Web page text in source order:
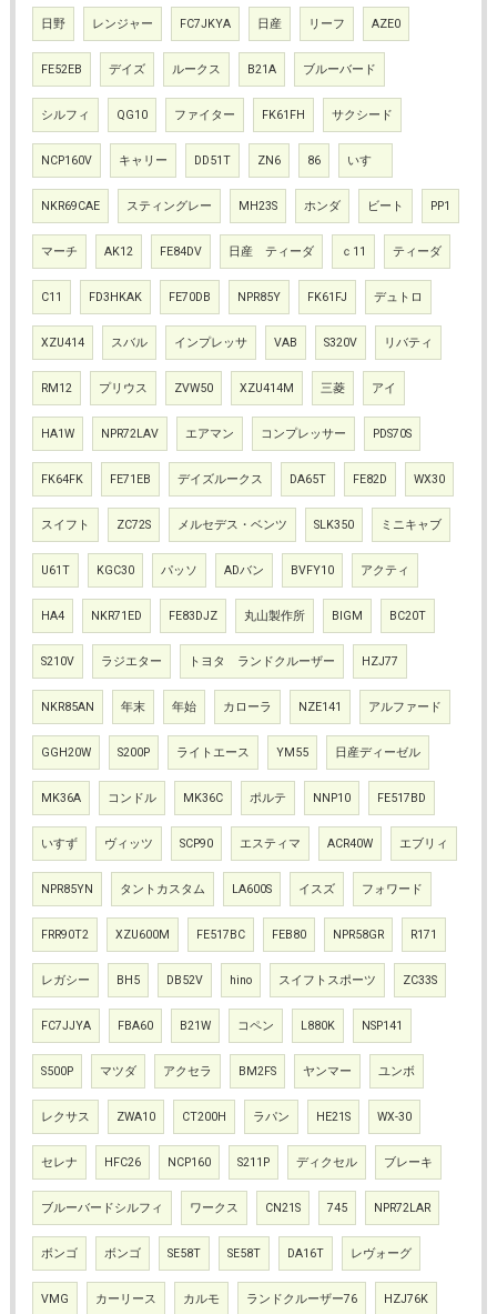
日野 レンジャー FC7JKYA 日産 リーフ AZE0
FE52EB デイズ ルークス B21A ブルーバード
シルフィ QG10 ファイター FK61FH サクシード
NCP160V キャリー DD51T ZN6 86 いすゞ
NKR69CAE スティングレー MH23S ホンダ ビート PP1
マーチ AK12 FE84DV 日産 ティーダ ｃ11 ティーダ
C11 FD3HKAK FE70DB NPR85Y FK61FJ デュトロ
XZU414 スバル インプレッサ VAB S320V リバティ
RM12 プリウス ZVW50 XZU414M 三菱 アイ
HA1W NPR72LAV エアマン コンプレッサー PDS70S
FK64FK FE71EB デイズルークス DA65T FE82D WX30
スイフト ZC72S メルセデス・ベンツ SLK350 ミニキャブ
U61T KGC30 パッソ ADバン BVFY10 アクティ
HA4 NKR71ED FE83DJZ 丸山製作所 BIGM BC20T
S210V ラジエター トヨタ ランドクルーザー HZJ77
NKR85AN 年末 年始 カローラ NZE141 アルファード
GGH20W S200P ライトエース YM55 日産ディーゼル
MK36A コンドル MK36C ポルテ NNP10 FE517BD
いすず ヴィッツ SCP90 エスティマ ACR40W エブリィ
NPR85YN タントカスタム LA600S イスズ フォワード
FRR90T2 XZU600M FE517BC FEB80 NPR58GR R171
レガシー BH5 DB52V hino スイフトスポーツ ZC33S
FC7JJYA FBA60 B21W コペン L880K NSP141
S500P マツダ アクセラ BM2FS ヤンマー ユンボ
レクサス ZWA10 CT200H ラパン HE21S WX-30
セレナ HFC26 NCP160 S211P ディクセル ブレーキ
ブルーバードシルフィ ワークス CN21S 745 NPR72LAR
ボンゴ ボンゴ SE58T SE58T DA16T レヴォーグ
VMG カーリース カルモ ランドクルーザー76 HZJ76K